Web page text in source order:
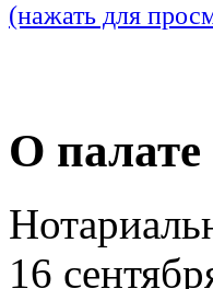
(нажать для
О палате
16